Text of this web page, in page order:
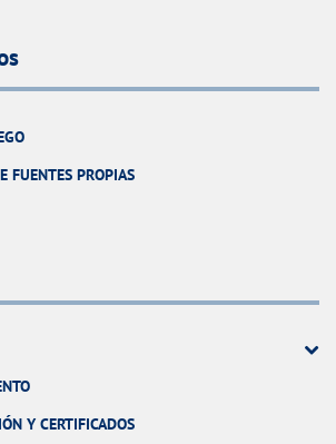
FUENTES PROPIAS
Y CERTIFICADOS